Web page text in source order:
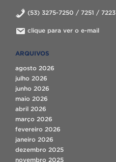
(53) 3275-7250 / 7251 / 7223
clique para ver o e-mail
ARQUIVOS
agosto 2026
julho 2026
junho 2026
maio 2026
abril 2026
março 2026
fevereiro 2026
janeiro 2026
dezembro 2025
novembro 2025